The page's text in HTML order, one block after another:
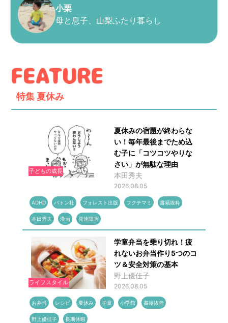
小栗
母と息子、山梨ふたり暮らし
特集 夏休み
子どもの成長
夏休みの宿題が終わらな
い！毎年最後までため込
む子に「コツコツやりな
さい」が無駄な理由
本田秀夫
2026.08.05
ADHD バトン社 フォレスト出版 フクチマミ 書籍抜粋
本田秀夫 漫画 発達障害
ライフスタイル
学童弁当を乗り切れ！疲
れないお弁当作り5つのコ
ツ＆安全対策の基本
野上優佳子
2026.08.05
お弁当 レシピ 夏休み 学童 小学館 書籍抜粋
野上優佳子 長期休暇